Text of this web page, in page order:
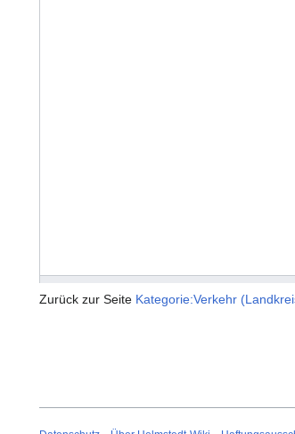
Zurück zur Seite Kategorie:Verkehr